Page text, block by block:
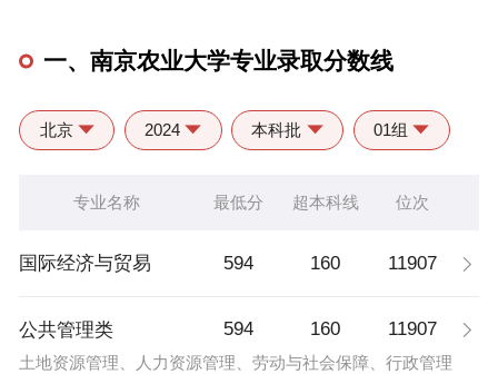
一、南京农业大学专业录取分数线
北京 2024 本科批 01组
专业名称 最低分 超本科线 位次
国际经济与贸易 594 160 11907
公共管理类 594 160 11907
土地资源管理、人力资源管理、劳动与社会保障、行政管理